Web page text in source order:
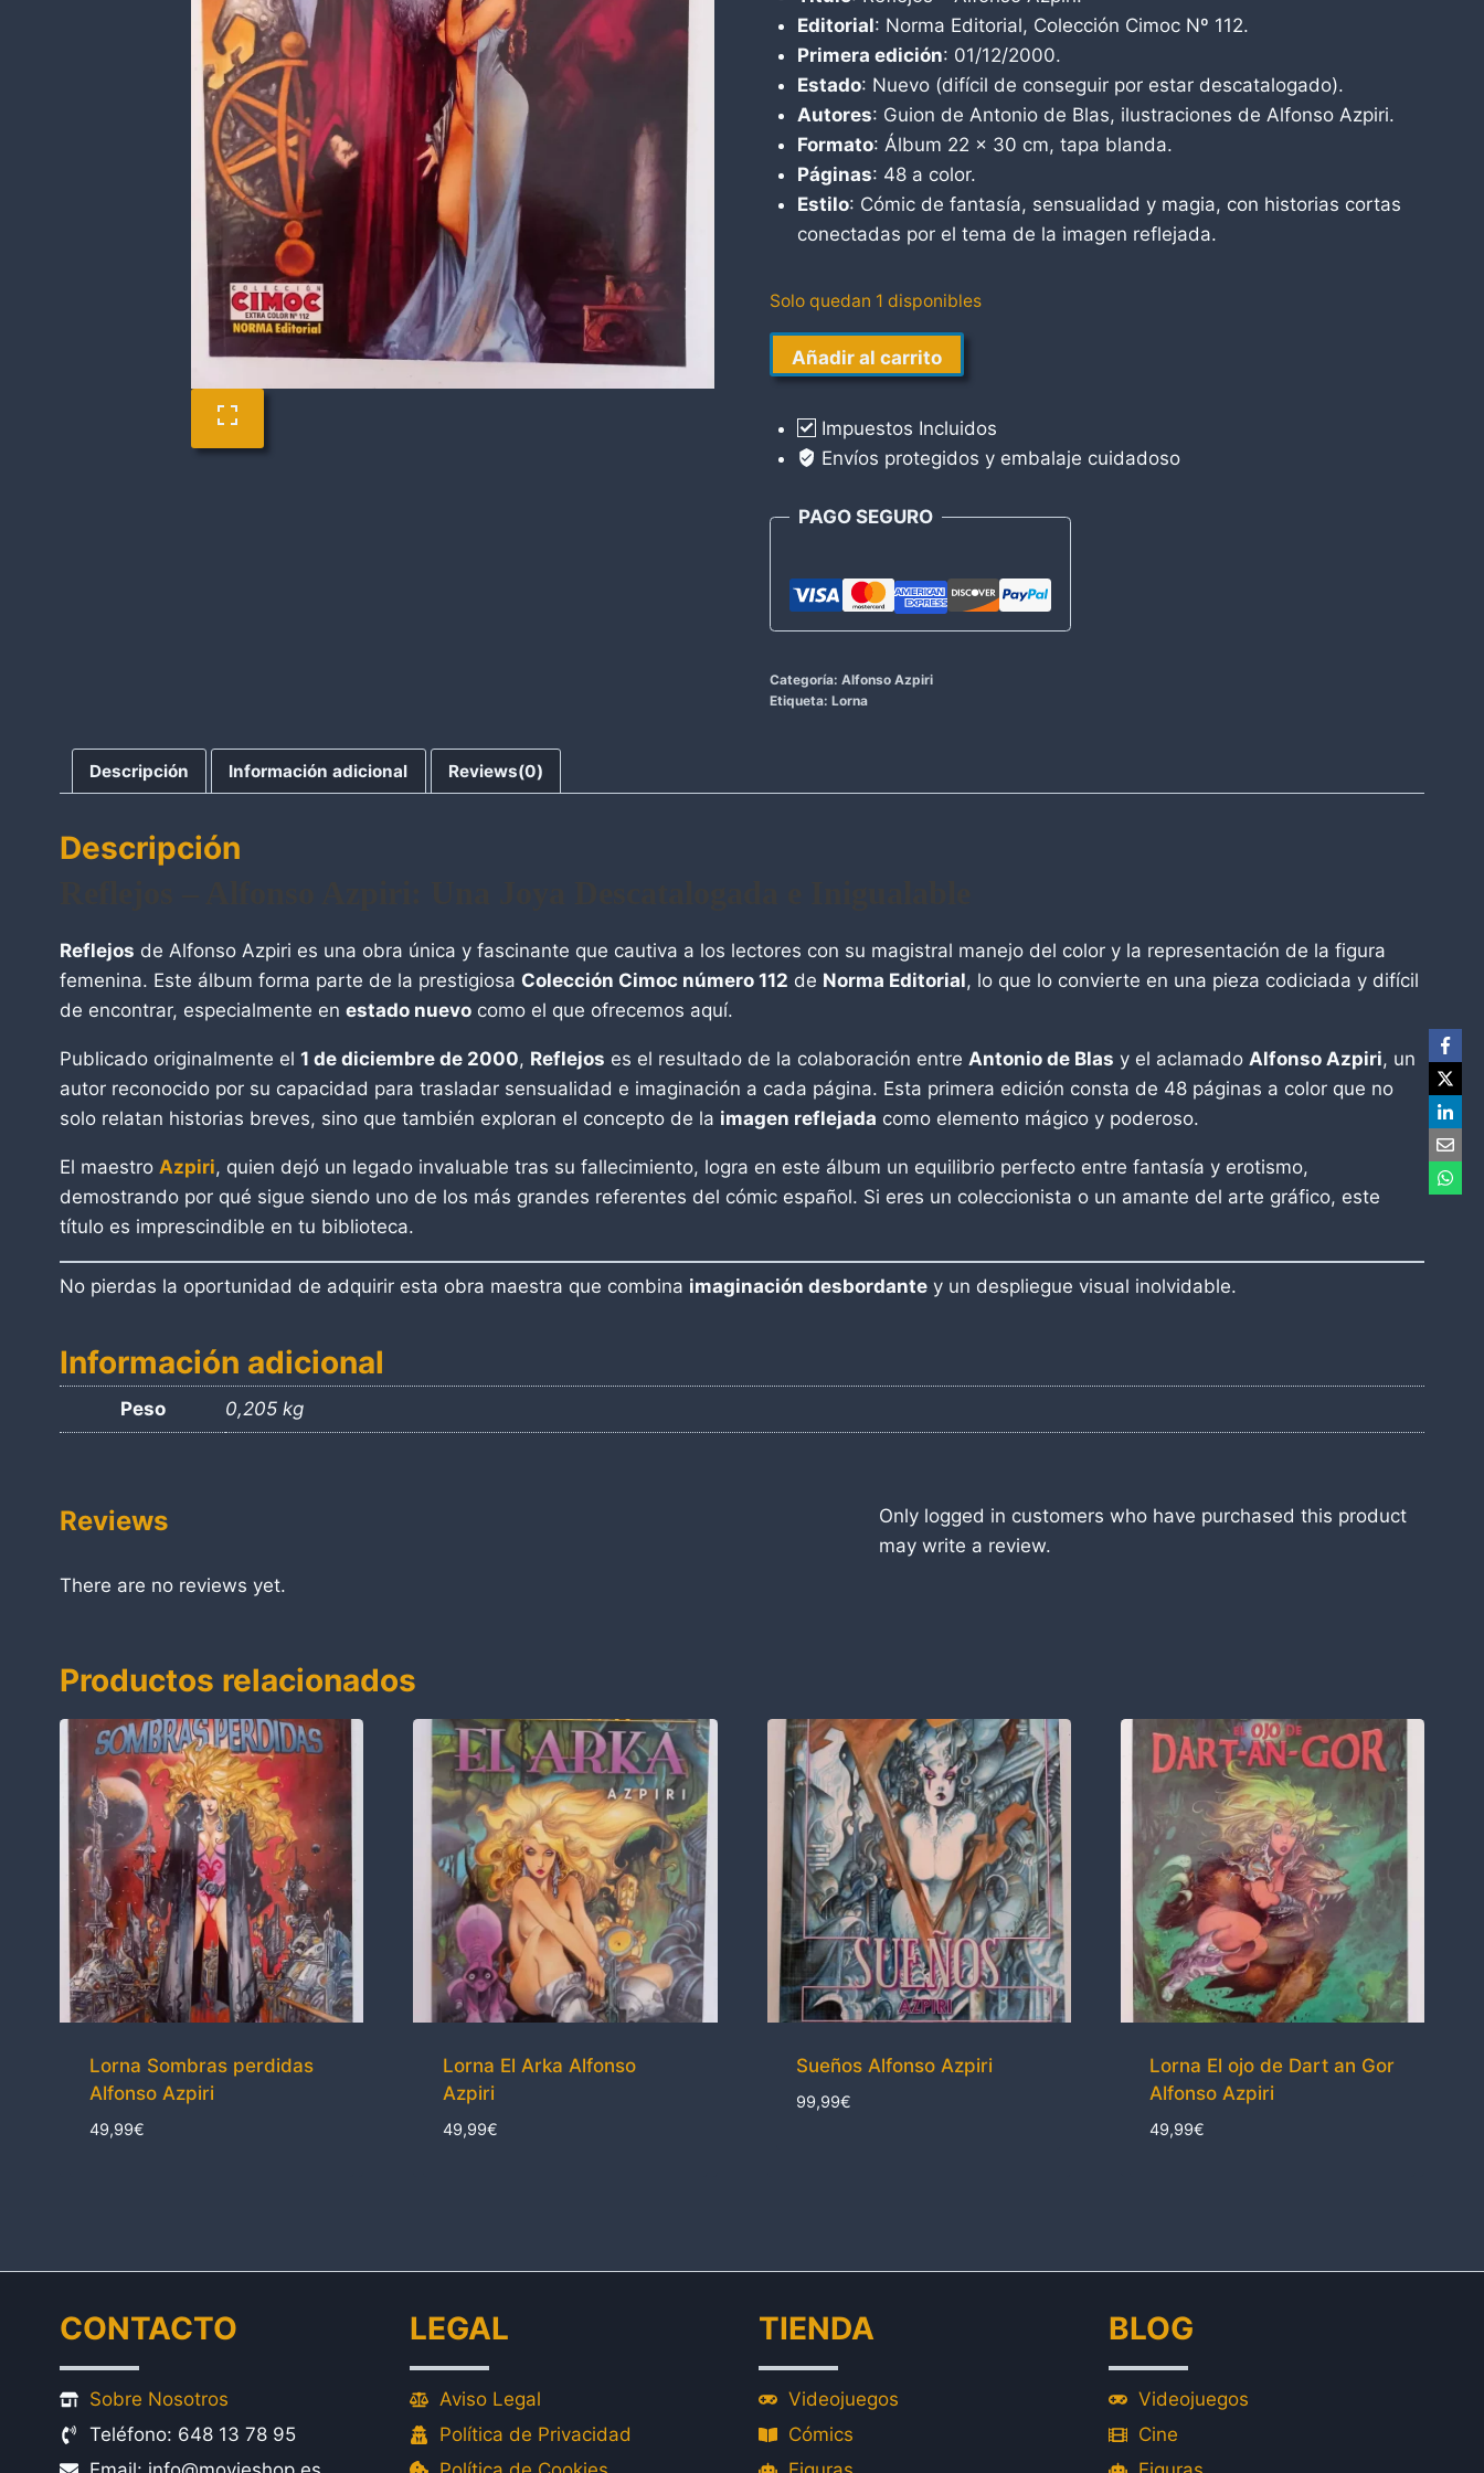
Editorial: Norma Editorial, Colección Cimoc Nº 112.
Primera edición: 01/12/2000.
Estado: Nuevo (difícil de conseguir por estar descatalogado).
Autores: Guion de Antonio de Blas, ilustraciones de Alfonso Azpiri.
Formato: Álbum 22 x 30 cm, tapa blanda.
Páginas: 48 a color.
Estilo: Cómic de fantasía, sensualidad y magia, con historias cortas
conectadas por el tema de la imagen reflejada.
Solo quedan 1 disponibles
Reflejos
Alfonso
cantidad
Añadir al carrito
Impuestos Incluidos
Envíos protegidos y embalaje cuidadoso
PAGO SEGURO
Categoría: Alfonso Azpiri
Etiqueta: Lorna
Descripción Información adicional Reviews(0)
Descripción
Reflejos de Alfonso Azpiri es una obra única y fascinante que cautiva a los lectores con su magistral manejo del color y la representación de la figura
femenina. Este álbum forma parte de la prestigiosa Colección Cimoc número 112 de Norma Editorial, lo que lo convierte en una pieza codiciada y difícil
de encontrar, especialmente en estado nuevo como el que ofrecemos aquí.
Publicado originalmente el 1 de diciembre de 2000, Reflejos es el resultado de la colaboración entre Antonio de Blas y el aclamado Alfonso Azpiri, un
autor reconocido por su capacidad para trasladar sensualidad e imaginación a cada página. Esta primera edición consta de 48 páginas a color que no
solo relatan historias breves, sino que también exploran el concepto de la imagen reflejada como elemento mágico y poderoso.
El maestro Azpiri, quien dejó un legado invaluable tras su fallecimiento, logra en este álbum un equilibrio perfecto entre fantasía y erotismo,
demostrando por qué sigue siendo uno de los más grandes referentes del cómic español. Si eres un coleccionista o un amante del arte gráfico, este
título es imprescindible en tu biblioteca.
No pierdas la oportunidad de adquirir esta obra maestra que combina imaginación desbordante y un despliegue visual inolvidable.
Información adicional
Peso 0,205 kg
Reviews
There are no reviews yet.
Only logged in customers who have purchased this product
may write a review.
Productos relacionados
Lorna Sombras perdidas
Alfonso Azpiri
49,99€
Lorna El Arka Alfonso
Azpiri
49,99€
Sueños Alfonso Azpiri
99,99€
Lorna El ojo de Dart an Gor
Alfonso Azpiri
49,99€
CONTACTO
Sobre Nosotros
Teléfono: 648 13 78 95
LEGAL
Aviso Legal
Política de Privacidad
TIENDA
Videojuegos
Cómics
BLOG
Videojuegos
Cine